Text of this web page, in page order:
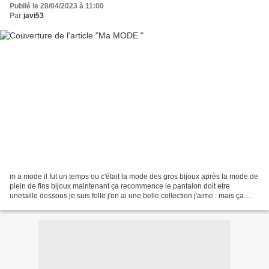
Publié le 28/04/2023 à 11:00
Par javi53
m a mode il fut un temps ou c'était la mode des gros bijoux après la mode de
plein de fins bijoux maintenant ça recommence le pantalon doit etre
unetaille dessous je suis folle j'en ai une belle collection j'aime : mais ça